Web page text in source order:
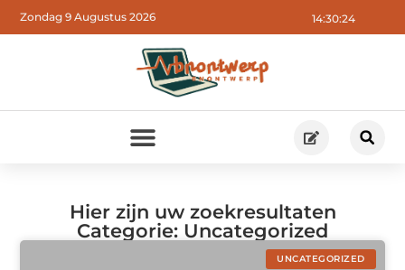
14:30:24
Zondag 9 Augustus 2026
Hier zijn uw zoekresultaten
Categorie: Uncategorized
UNCATEGORIZED